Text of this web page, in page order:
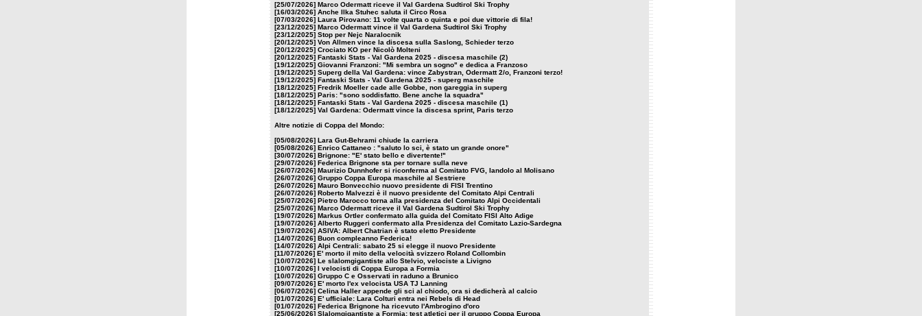
[25/07/2026] Marco Odermatt riceve il Val Gardena Sudtirol Ski Trophy
[16/03/2026] Anche Ilka Stuhec saluta il Circo Rosa
[07/03/2026] Laura Pirovano: 11 volte quarta o quinta e poi due vittorie di fila!
[23/12/2025] Marco Odermatt vince il Val Gardena Sudtirol Ski Trophy
[23/12/2025] Stop per Nejc Naralocnik
[20/12/2025] Von Allmen vince la discesa sulla Saslong, Schieder terzo
[20/12/2025] Crociato KO per Nicolò Molteni
[20/12/2025] Fantaski Stats - Val Gardena 2025 - discesa maschile (2)
[19/12/2025] Giovanni Franzoni: "Mi sembra un sogno" e dedica a Franzoso
[19/12/2025] Superg della Val Gardena: vince Zabystran, Odermatt 2/o, Franzoni terzo!
[19/12/2025] Fantaski Stats - Val Gardena 2025 - superg maschile
[18/12/2025] Fredrik Moeller cade alle Gobbe, non gareggia in superg
[18/12/2025] Paris: "sono soddisfatto. Bene anche la squadra"
[18/12/2025] Fantaski Stats - Val Gardena 2025 - discesa maschile (1)
[18/12/2025] Val Gardena: Odermatt vince la discesa sprint, Paris terzo
Altre notizie di Coppa del Mondo:
[05/08/2026] Lara Gut-Behrami chiude la carriera
[05/08/2026] Enrico Cattaneo : "saluto lo sci, è stato un grande onore"
[30/07/2026] Brignone: "E' stato bello e divertente!"
[29/07/2026] Federica Brignone sta per tornare sulla neve
[26/07/2026] Maurizio Dunnhofer si riconferma al Comitato FVG, Iandolo al Molisano
[26/07/2026] Gruppo Coppa Europa maschile al Sestriere
[26/07/2026] Mauro Bonvecchio nuovo presidente di FISI Trentino
[26/07/2026] Roberto Malvezzi è il nuovo presidente del Comitato Alpi Centrali
[25/07/2026] Pietro Marocco torna alla presidenza del Comitato Alpi Occidentali
[25/07/2026] Marco Odermatt riceve il Val Gardena Sudtirol Ski Trophy
[19/07/2026] Markus Ortler confermato alla guida del Comitato FISI Alto Adige
[19/07/2026] Alberto Ruggeri confermato alla Presidenza del Comitato Lazio-Sardegna
[19/07/2026] ASIVA: Albert Chatrian è stato eletto Presidente
[14/07/2026] Buon compleanno Federica!
[14/07/2026] Alpi Centrali: sabato 25 si elegge il nuovo Presidente
[11/07/2026] E' morto il mito della velocità svizzero Roland Collombin
[10/07/2026] Le slalomgigantiste allo Stelvio, velociste a Livigno
[10/07/2026] I velocisti di Coppa Europa a Formia
[10/07/2026] Gruppo C e Osservati in raduno a Brunico
[09/07/2026] E' morto l'ex velocista USA TJ Lanning
[06/07/2026] Celina Haller appende gli sci al chiodo, ora si dedicherà al calcio
[01/07/2026] E' ufficiale: Lara Colturi entra nei Rebels di Head
[01/07/2026] Federica Brignone ha ricevuto l'Ambrogino d'oro
[25/06/2026] Slalomgigantiste a Formia; test atletici per il gruppo Coppa Europa